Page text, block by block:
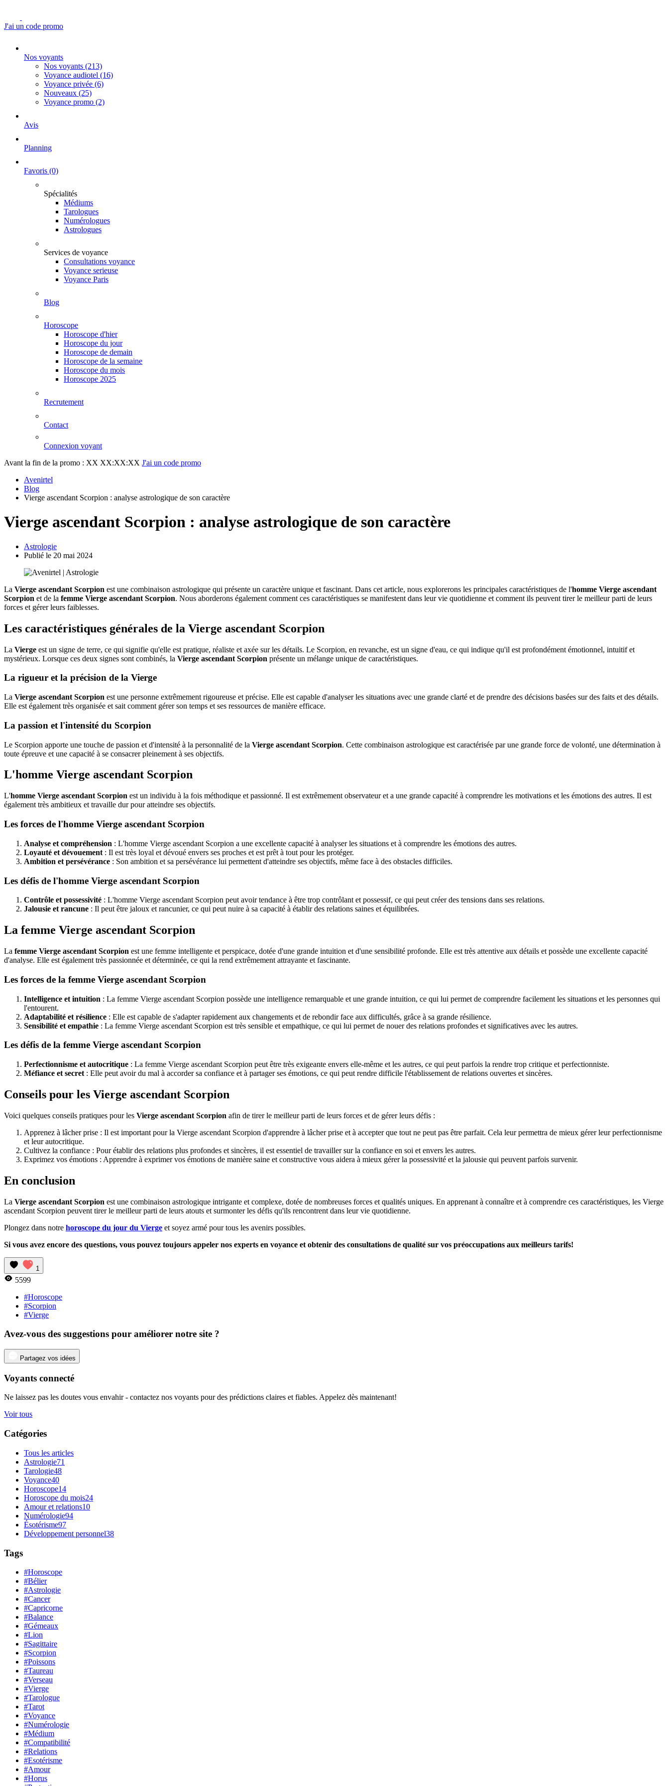
J'ai un code promo
Nos voyants
Nos voyants (213)
Voyance audiotel (16)
Voyance privée (6)
Nouveaux (25)
Voyance promo (2)
Avis
Planning
Favoris (0)
Spécialités
Médiums
Tarologues
Numérologues
Astrologues
Services de voyance
Consultations voyance
Voyance serieuse
Voyance Paris
Blog
Horoscope
Horoscope d'hier
Horoscope du jour
Horoscope de demain
Horoscope de la semaine
Horoscope du mois
Horoscope 2025
Recrutement
Contact
Connexion voyant
Avant la fin de la promo : XX XX:XX:XX J'ai un code promo
Avenirtel
Blog
Vierge ascendant Scorpion : analyse astrologique de son caractère
Vierge ascendant Scorpion : analyse astrologique de son caractère
Astrologie
Publié le 20 mai 2024
La Vierge ascendant Scorpion est une combinaison astrologique qui présente un caractère unique et fascinant. Dans cet article, nous explorerons les principales caractéristiques de l'homme Vierge ascendant
Scorpion et de la femme Vierge ascendant Scorpion. Nous aborderons également comment ces caractéristiques se manifestent dans leur vie quotidienne et comment ils peuvent tirer le meilleur parti de leurs
forces et gérer leurs faiblesses.
Les caractéristiques générales de la Vierge ascendant Scorpion
La Vierge est un signe de terre, ce qui signifie qu'elle est pratique, réaliste et axée sur les détails. Le Scorpion, en revanche, est un signe d'eau, ce qui indique qu'il est profondément émotionnel, intuitif et
mystérieux. Lorsque ces deux signes sont combinés, la Vierge ascendant Scorpion présente un mélange unique de caractéristiques.
La rigueur et la précision de la Vierge
La Vierge ascendant Scorpion est une personne extrêmement rigoureuse et précise. Elle est capable d'analyser les situations avec une grande clarté et de prendre des décisions basées sur des faits et des détails.
Elle est également très organisée et sait comment gérer son temps et ses ressources de manière efficace.
La passion et l'intensité du Scorpion
Le Scorpion apporte une touche de passion et d'intensité à la personnalité de la Vierge ascendant Scorpion. Cette combinaison astrologique est caractérisée par une grande force de volonté, une détermination à
toute épreuve et une capacité à se consacrer pleinement à ses objectifs.
L'homme Vierge ascendant Scorpion
L'homme Vierge ascendant Scorpion est un individu à la fois méthodique et passionné. Il est extrêmement observateur et a une grande capacité à comprendre les motivations et les émotions des autres. Il est
également très ambitieux et travaille dur pour atteindre ses objectifs.
Les forces de l'homme Vierge ascendant Scorpion
Analyse et compréhension : L'homme Vierge ascendant Scorpion a une excellente capacité à analyser les situations et à comprendre les émotions des autres.
Loyauté et dévouement : Il est très loyal et dévoué envers ses proches et est prêt à tout pour les protéger.
Ambition et persévérance : Son ambition et sa persévérance lui permettent d'atteindre ses objectifs, même face à des obstacles difficiles.
Les défis de l'homme Vierge ascendant Scorpion
Contrôle et possessivité : L'homme Vierge ascendant Scorpion peut avoir tendance à être trop contrôlant et possessif, ce qui peut créer des tensions dans ses relations.
Jalousie et rancune : Il peut être jaloux et rancunier, ce qui peut nuire à sa capacité à établir des relations saines et équilibrées.
La femme Vierge ascendant Scorpion
La femme Vierge ascendant Scorpion est une femme intelligente et perspicace, dotée d'une grande intuition et d'une sensibilité profonde. Elle est très attentive aux détails et possède une excellente capacité
d'analyse. Elle est également très passionnée et déterminée, ce qui la rend extrêmement attrayante et fascinante.
Les forces de la femme Vierge ascendant Scorpion
Intelligence et intuition : La femme Vierge ascendant Scorpion possède une intelligence remarquable et une grande intuition, ce qui lui permet de comprendre facilement les situations et les personnes qui
l'entourent.
Adaptabilité et résilience : Elle est capable de s'adapter rapidement aux changements et de rebondir face aux difficultés, grâce à sa grande résilience.
Sensibilité et empathie : La femme Vierge ascendant Scorpion est très sensible et empathique, ce qui lui permet de nouer des relations profondes et significatives avec les autres.
Les défis de la femme Vierge ascendant Scorpion
Perfectionnisme et autocritique : La femme Vierge ascendant Scorpion peut être très exigeante envers elle-même et les autres, ce qui peut parfois la rendre trop critique et perfectionniste.
Méfiance et secret : Elle peut avoir du mal à accorder sa confiance et à partager ses émotions, ce qui peut rendre difficile l'établissement de relations ouvertes et sincères.
Conseils pour les Vierge ascendant Scorpion
Voici quelques conseils pratiques pour les Vierge ascendant Scorpion afin de tirer le meilleur parti de leurs forces et de gérer leurs défis :
Apprenez à lâcher prise : Il est important pour la Vierge ascendant Scorpion d'apprendre à lâcher prise et à accepter que tout ne peut pas être parfait. Cela leur permettra de mieux gérer leur perfectionnisme
et leur autocritique.
Cultivez la confiance : Pour établir des relations plus profondes et sincères, il est essentiel de travailler sur la confiance en soi et envers les autres.
Exprimez vos émotions : Apprendre à exprimer vos émotions de manière saine et constructive vous aidera à mieux gérer la possessivité et la jalousie qui peuvent parfois survenir.
En conclusion
La Vierge ascendant Scorpion est une combinaison astrologique intrigante et complexe, dotée de nombreuses forces et qualités uniques. En apprenant à connaître et à comprendre ces caractéristiques, les Vierge
ascendant Scorpion peuvent tirer le meilleur parti de leurs atouts et surmonter les défis qu'ils rencontrent dans leur vie quotidienne.
Plongez dans notre horoscope du jour du Vierge et soyez armé pour tous les avenirs possibles.
Si vous avez encore des questions, vous pouvez toujours appeler nos experts en voyance et obtenir des consultations de qualité sur vos préoccupations aux meilleurs tarifs!
1
5599
#Horoscope
#Scorpion
#Vierge
Avez-vous des suggestions pour améliorer notre site ?
Partagez vos idées
Voyants connecté
Ne laissez pas les doutes vous envahir - contactez nos voyants pour des prédictions claires et fiables. Appelez dès maintenant!
Voir tous
Catégories
Tous les articles
Astrologie71
Tarologie48
Voyance40
Horoscope14
Horoscope du mois24
Amour et relations10
Numérologie94
Ésotérisme97
Développement personnel38
Tags
#Horoscope
#Bélier
#Astrologie
#Cancer
#Capricorne
#Balance
#Gémeaux
#Lion
#Sagittaire
#Scorpion
#Poissons
#Taureau
#Verseau
#Vierge
#Tarologue
#Tarot
#Voyance
#Numérologie
#Médium
#Compatibilité
#Relations
#Esotérisme
#Amour
#Horus